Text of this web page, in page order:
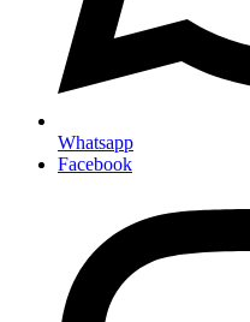
Whatsapp
Facebook